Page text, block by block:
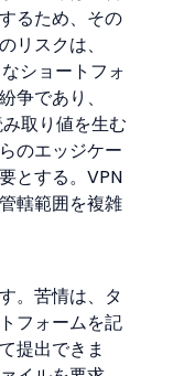
るため、その
リスクは、
ショートフォ
争であり、
取り値を生む
のエッジケー
とする。VPN
轄範囲を複雑
。苦情は、タ
フォームを記
提出できま